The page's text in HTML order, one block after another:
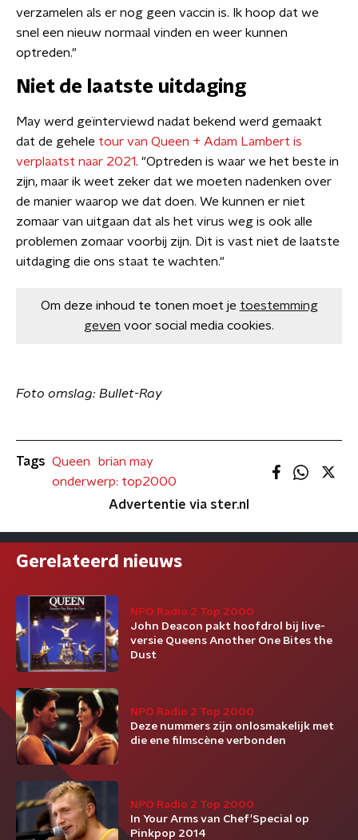
verzamelen als er nog geen vaccin is. Ik hoop dat we
snel een nieuw normaal vinden en weer kunnen
optreden."
Niet de laatste uitdaging
May werd geïnterviewd nadat bekend werd gemaakt
dat de gehele tour van Queen + Adam Lambert is
verplaatst naar 2021. "Optreden is waar we het beste in
zijn, maar ik weet zeker dat we moeten nadenken over
de manier waarop we dat doen. We kunnen er niet
zomaar van uitgaan dat als het virus weg is ook alle
problemen zomaar voorbij zijn. Dit is vast niet de laatste
uitdaging die ons staat te wachten."
Om deze inhoud te tonen moet je toestemming
geven voor social media cookies.
Foto omslag: Bullet-Ray
Tags Queen
brian may
onderwerp: top2000
Advertentie via ster.nl
Gerelateerd nieuws
NPO Radio 2 Top 2000
John Deacon pakt hoofdrol bij live-
versie Queens Another One Bites the
Dust
NPO Radio 2 Top 2000
Deze nummers zijn onlosmakelijk met
die ene filmscène verbonden
NPO Radio 2 Top 2000
In Your Arms van Chef'Special op
Pinkpop 2014